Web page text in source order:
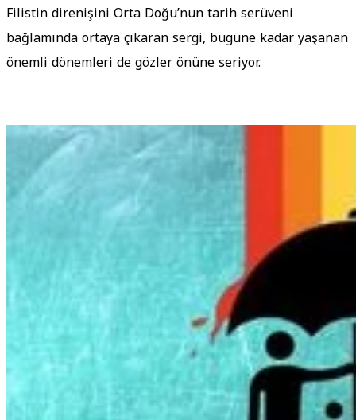
Filistin direnişini Orta Doğu’nun tarih serüveni
bağlamında ortaya çıkaran sergi, bugüne kadar yaşanan
önemli dönemleri de gözler önüne seriyor.